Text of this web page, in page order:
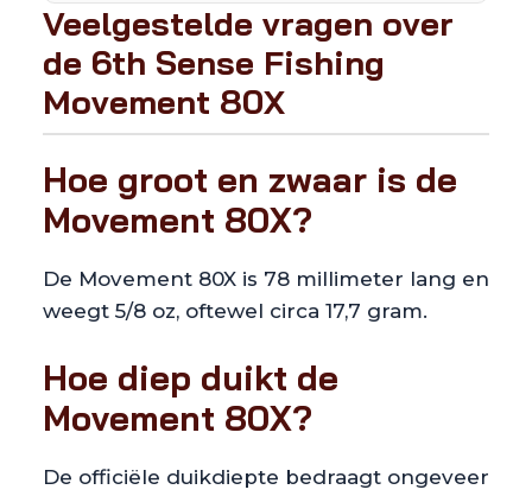
Veelgestelde vragen over
de 6th Sense Fishing
Movement 80X
Hoe groot en zwaar is de
Movement 80X?
De Movement 80X is 78 millimeter lang en
weegt 5/8 oz, oftewel circa 17,7 gram.
Hoe diep duikt de
Movement 80X?
De officiële duikdiepte bedraagt ongeveer